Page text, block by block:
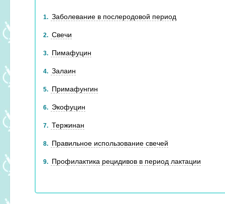
1 Заболевание в послеродовой период
2 Свечи
3 Пимафуцин
4 Залаин
5 Примафунгин
6 Экофуцин
7 Тержинан
8 Правильное использование свечей
9 Профилактика рецидивов в период лактации